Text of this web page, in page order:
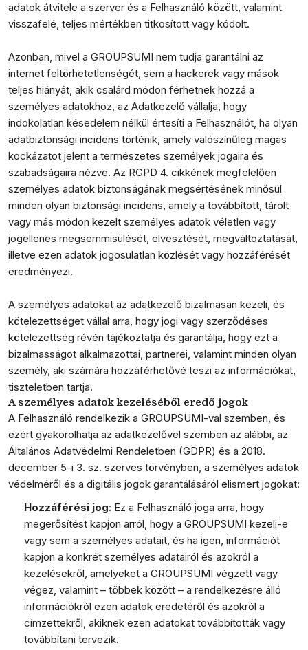
adatok átvitele a szerver és a Felhasználó között, valamint
visszafelé, teljes mértékben titkosított vagy kódolt.
Azonban, mivel a GROUPSUMI nem tudja garantálni az
internet feltörhetetlenségét, sem a hackerek vagy mások
teljes hiányát, akik csalárd módon férhetnek hozzá a
személyes adatokhoz, az Adatkezelő vállalja, hogy
indokolatlan késedelem nélkül értesíti a Felhasználót, ha olyan
adatbiztonsági incidens történik, amely valószínűleg magas
kockázatot jelent a természetes személyek jogaira és
szabadságaira nézve. Az RGPD 4. cikkének megfelelően
személyes adatok biztonságának megsértésének minősül
minden olyan biztonsági incidens, amely a továbbított, tárolt
vagy más módon kezelt személyes adatok véletlen vagy
jogellenes megsemmisülését, elvesztését, megváltoztatását,
illetve ezen adatok jogosulatlan közlését vagy hozzáférését
eredményezi.
A személyes adatokat az adatkezelő bizalmasan kezeli, és
kötelezettséget vállal arra, hogy jogi vagy szerződéses
kötelezettség révén tájékoztatja és garantálja, hogy ezt a
bizalmasságot alkalmazottai, partnerei, valamint minden olyan
személy, aki számára hozzáférhetővé teszi az információkat,
tiszteletben tartja.
A személyes adatok kezeléséből eredő jogok
A Felhasználó rendelkezik a GROUPSUMI-val szemben, és
ezért gyakorolhatja az adatkezelővel szemben az alábbi, az
Általános Adatvédelmi Rendeletben (GDPR) és a 2018.
december 5-i 3. sz. szerves törvényben, a személyes adatok
védelméről és a digitális jogok garantálásáról elismert jogokat:
Hozzáférési jog: Ez a Felhasználó joga arra, hogy
megerősítést kapjon arról, hogy a GROUPSUMI kezeli-e
vagy sem a személyes adatait, és ha igen, információt
kapjon a konkrét személyes adatairól és azokról a
kezelésekről, amelyeket a GROUPSUMI végzett vagy
végez, valamint – többek között – a rendelkezésre álló
információkról ezen adatok eredetéről és azokról a
címzettekről, akiknek ezen adatokat továbbították vagy
továbbítani tervezik.